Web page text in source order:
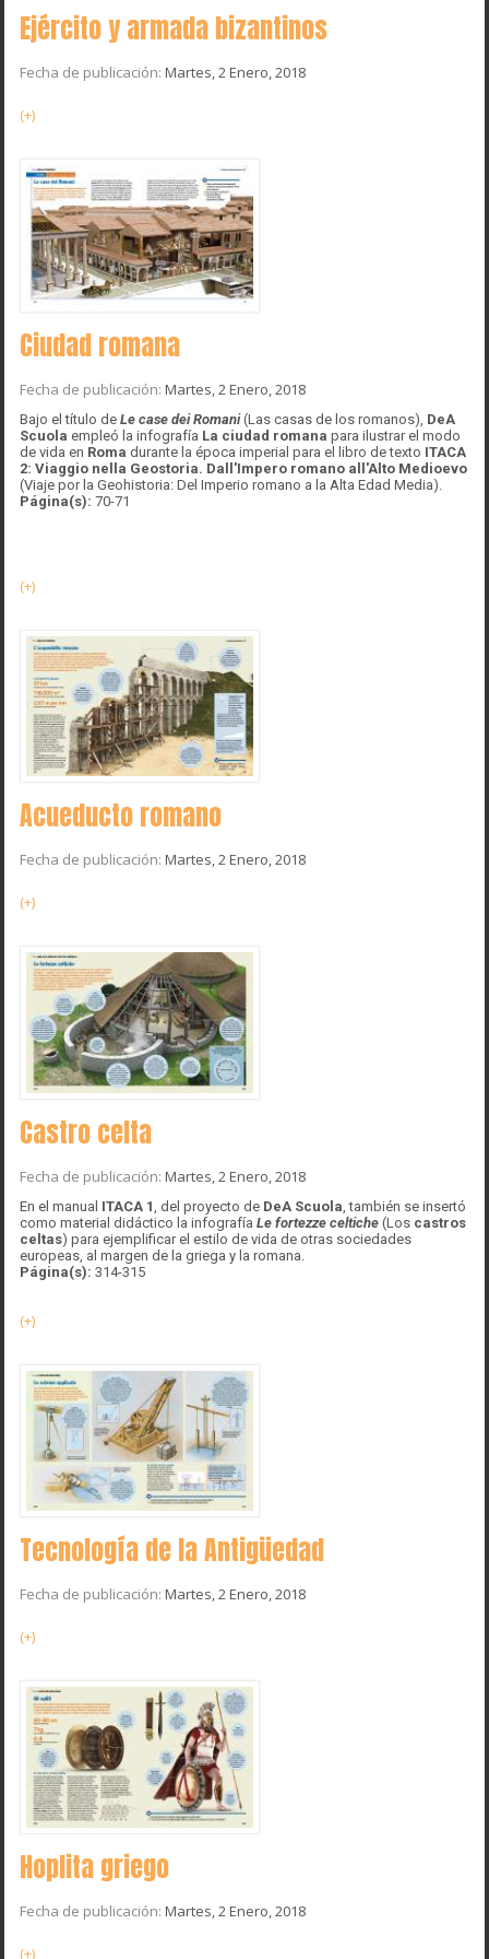
Ejército y armada bizantinos
Fecha de publicación:Martes, 2 Enero, 2018
(+)
Ciudad romana
Fecha de publicación:Martes, 2 Enero, 2018
Bajo el título deLe case dei Romani(Las casas de los romanos), DeA
Scuola empleó la infografía La ciudad romana para ilustrar el modo
de vida en Roma durante la época imperial para el libro de texto ITACA
2: Viaggio nella Geostoria. Dall'Impero romano all'Alto Medioevo
(Viaje por la Geohistoria: Del Imperio romano a la Alta Edad Media).
Página(s):70-71
(+)
Acueducto romano
Fecha de publicación:Martes, 2 Enero, 2018
(+)
Castro celta
Fecha de publicación:Martes, 2 Enero, 2018
En el manual ITACA 1 , del proyecto de DeA Scuola , también se insertó
como material didáctico la infografíaLe fortezze celtiche (Los castros
celtas) para ejemplificar el estilo de vida de otras sociedades
europeas, al margen de la griega y la romana.
Página(s): 314-315
(+)
Tecnología de la Antigüedad
Fecha de publicación:Martes, 2 Enero, 2018
(+)
Hoplita griego
Fecha de publicación:Martes, 2 Enero, 2018
(+)